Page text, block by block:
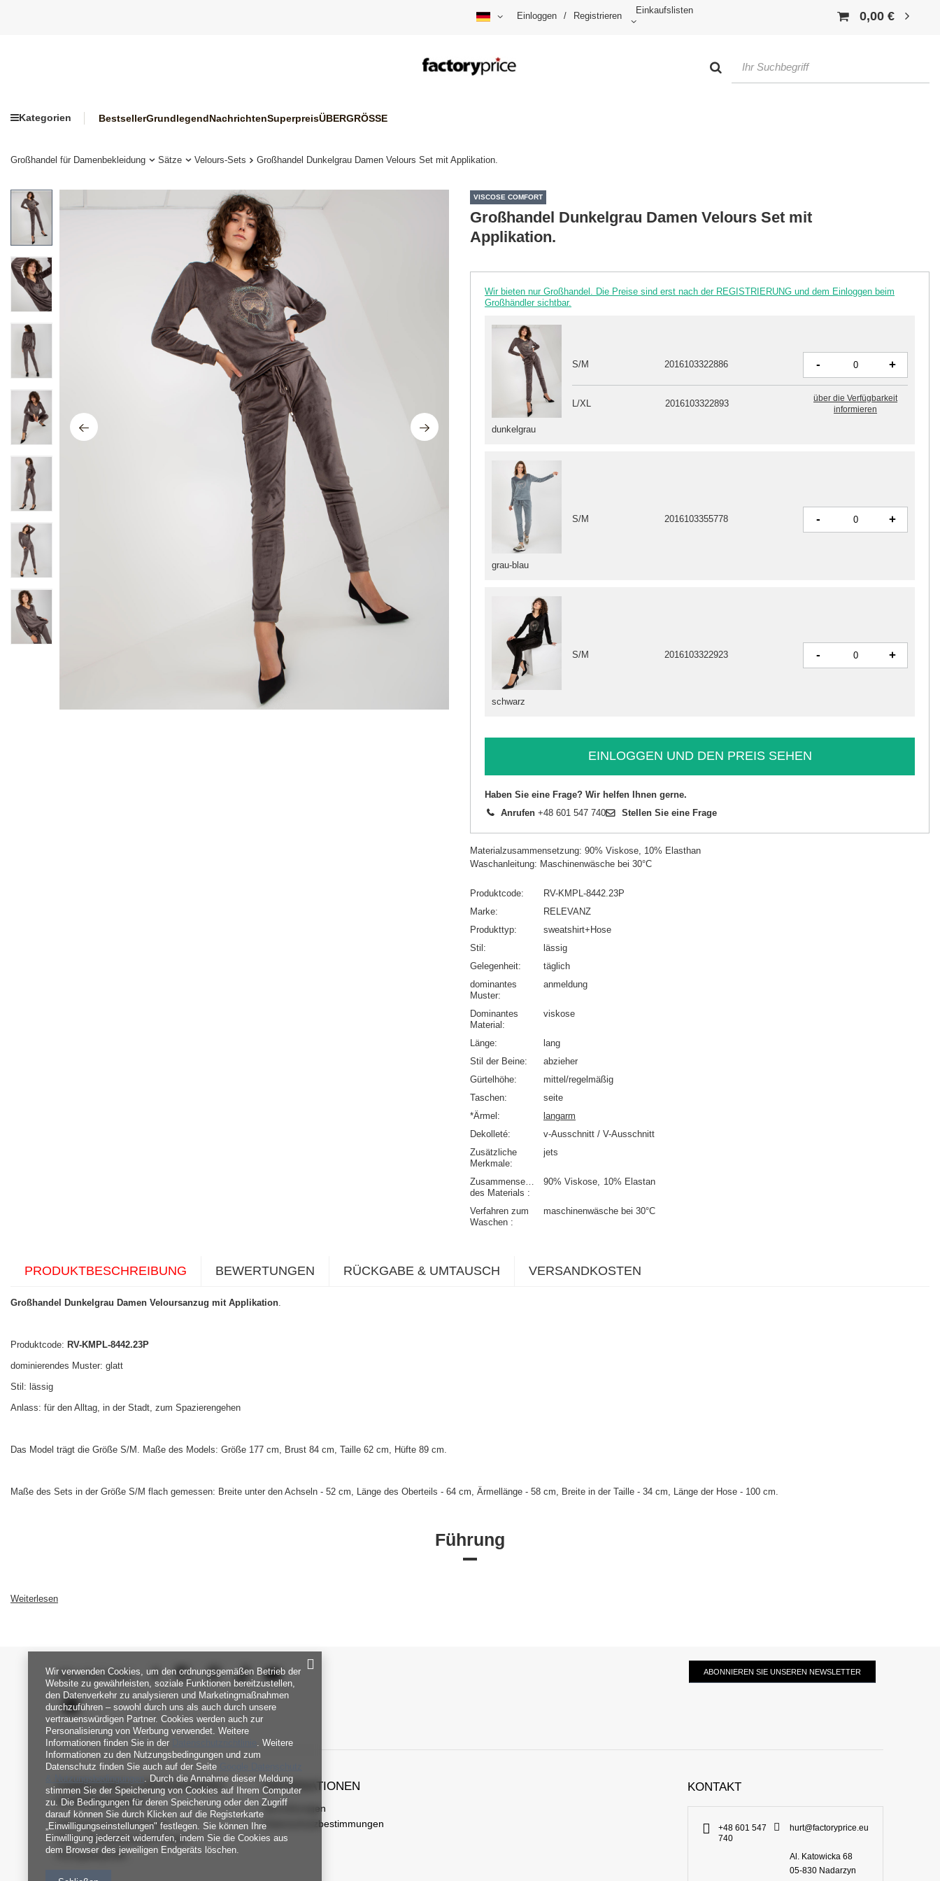
Einloggen / Registrieren
Einkaufslisten 0,00 €
Kategorien BestsellerGrundlegendNachrichtenSuperpreisÜBERGRÖSSE
Großhandel für Damenbekleidung Sätze Velours-Sets Großhandel Dunkelgrau Damen Velours Set mit Applikation.
VISCOSE COMFORT
Großhandel Dunkelgrau Damen Velours Set mit
Applikation.
Wir bieten nur Großhandel. Die Preise sind erst nach der REGISTRIERUNG und dem Einloggen beim
Großhändler sichtbar.
grau-blau
S/M 2016103355778 - +
schwarz
S/M 2016103322923 - +
dunkelgrau
S/M 2016103322886 - +
L/XL 2016103322893
über die Verfügbarkeit
informieren
EINLOGGEN UND DEN PREIS SEHEN
Haben Sie eine Frage? Wir helfen Ihnen gerne.
Anrufen +48 601 547 740 Stellen Sie eine Frage
Materialzusammensetzung: 90% Viskose, 10% Elasthan
Waschanleitung: Maschinenwäsche bei 30°C
Produktcode
RV-KMPL-8442.23P
Marke
RELEVANZ
Produkttyp
sweatshirt+Hose
Stil
lässig
Gelegenheit
täglich
dominantes
Muster
anmeldung
Dominantes
Material
viskose
Länge
lang
Stil der Beine
abzieher
Gürtelhöhe
mittel/regelmäßig
Taschen
seite
*Ärmel
langarm
Dekolleté
v-Ausschnitt / V-Ausschnitt
Zusätzliche
Merkmale
jets
Zusammensetzung
des Materials
90% Viskose 10% Elastan
Verfahren zum
Waschen
maschinenwäsche bei 30°C
PRODUKTBESCHREIBUNG BEWERTUNGEN RÜCKGABE & UMTAUSCH VERSANDKOSTEN
Großhandel Dunkelgrau Damen Veloursanzug mit Applikation
Produktcode: RV-KMPL-8442.23P
dominierendes Muster: glatt
Stil: lässig
Anlass: für den Alltag, in der Stadt, zum Spazierengehen
Das Model trägt die Größe S/M. Maße des Models: Größe 177 cm, Brust 84 cm, Taille 62 cm, Hüfte 89 cm.
Maße des Sets in der Größe S/M flach gemessen: Breite unter den Achseln - 52 cm, Länge des Oberteils - 64 cm, Ärmellänge - 58 cm, Breite in der Taille - 34 cm, Länge der Hose - 100 cm.
Führung
Weiterlesen
SEI UNS NAH ABONNIEREN SIE UNSEREN NEWSLETTER
FABRIKPREIS-GROSSHANDEL-K
UNDENDIENST
Zahlung und Lieferkosten
FAQ - Häufig gestellte Fragen
Rückgabepolitik
INFORMATIONEN
Verordnungen
Datenschutzbestimmungen
KONTAKT
+48 601 547
740
hurt@factoryprice.eu
Al. Katowicka 68
05-830 Nadarzyn
Wir verwenden Cookies, um den ordnungsgemäßen Betrieb der
Website zu gewährleisten, soziale Funktionen bereitzustellen,
den Datenverkehr zu analysieren und Marketingmaßnahmen
durchzuführen – sowohl durch uns als auch durch unsere
vertrauenswürdigen Partner. Cookies werden auch zur
Personalisierung von Werbung verwendet. Weitere
Informationen finden Sie in der
. Weitere
Informationen zu den Nutzungsbedingungen und zum
Datenschutz finden Sie auch auf der Seite
& Nutzungsbedingungen . Durch die Annahme dieser Meldung
stimmen Sie der Speicherung von Cookies auf Ihrem Computer
zu. Die Bedingungen für deren Speicherung oder den Zugriff
darauf können Sie durch Klicken auf die Registerkarte
„Einwilligungseinstellungen" festlegen. Sie können Ihre
Einwilligung jederzeit widerrufen, indem Sie die Cookies aus
dem Browser des jeweiligen Endgeräts löschen.